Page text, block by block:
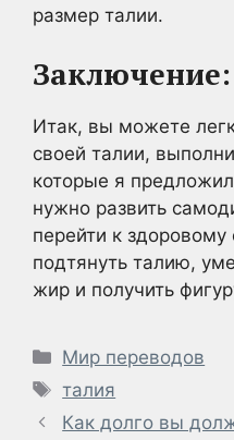
размер талии.
Заключение:
Итак, вы можете
своей талии,
которые я
нужно развить
перейти к
подтянуть талию,
жир и получить
Рубрики
Мир переводов
Метки
талия
Как долго вы